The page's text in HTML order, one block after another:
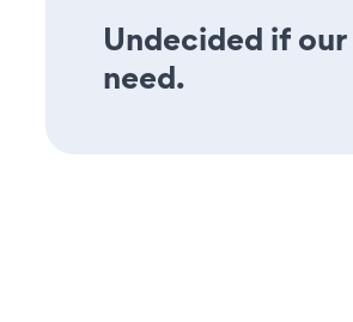
Undecided if
need.